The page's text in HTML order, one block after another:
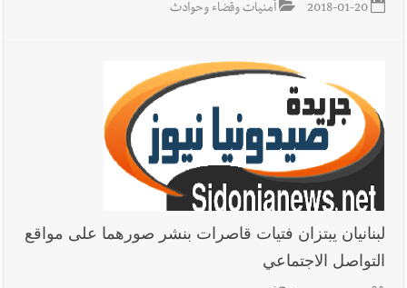
2018-01-20 أمنيات وقضاء وحوادث
لبنانيان يبتزان فتيات قاصرات بنشر صورهما على مواقع
التواصل الاجتماعي